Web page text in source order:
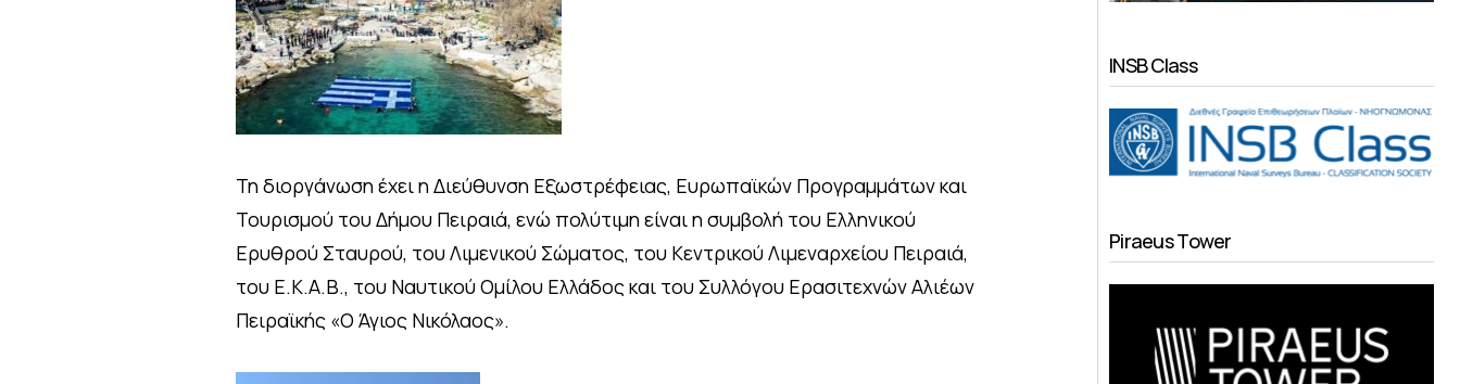
Τη διοργάνωση έχει η Διεύθυνση Εξωστρέφειας, Ευρωπαϊκών Προγραμμάτων και
Τουρισμού του Δήμου Πειραιά, ενώ πολύτιμη είναι η συμβολή του Ελληνικού
Ερυθρού Σταυρού, του Λιμενικού Σώματος, του Κεντρικού Λιμεναρχείου Πειραιά,
του Ε.Κ.Α.Β., του Ναυτικού Ομίλου Ελλάδος και του Συλλόγου Ερασιτεχνών Αλιέων
Πειραϊκής «Ο Άγιος Νικόλαος».
INSB Class
Piraeus Tower